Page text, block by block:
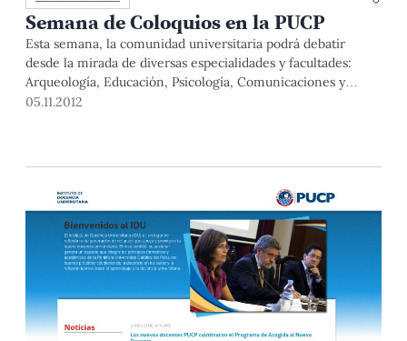
Semana de Coloquios en la PUCP
Esta semana, la comunidad universitaria podrá debatir
desde la mirada de diversas especialidades y facultades:
Arqueología, Educación, Psicología, Comunicaciones y
Geografía realizarán sus respectivos coloquios. Estos son,
05.11.2012